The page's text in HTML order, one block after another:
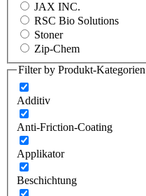
JAX INC.
RSC Bio Solutions
Stoner
Zip-Chem
Filter by Produkt-Kategorien
Additiv
Anti-Friction-Coating
Applikator
Beschichtung